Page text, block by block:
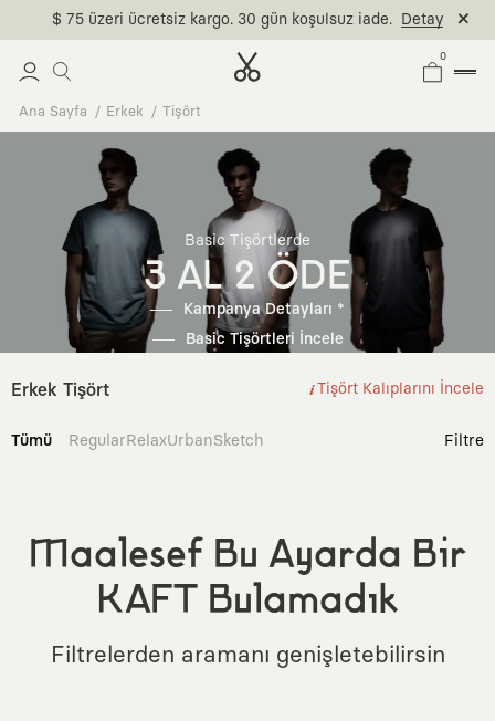
$ 75 üzeri ücretsiz kargo. 30 gün koşulsuz iade. Detay
0
Ana Sayfa Erkek Tişört
Basic Tişörtlerde
3 AL 2 ÖDE
Kampanya Detayları *
Basic Tişörtleri İncele
Erkek Tişört Tişört Kalıplarını İncele
Tümü RegularRelaxUrbanSketch Filtre
Maalesef Bu Ayarda Bir
KAFT Bulamadık
Filtrelerden aramanı genişletebilirsin